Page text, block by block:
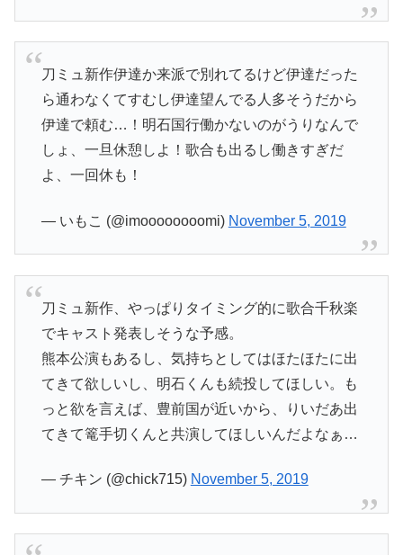
刀ミュ新作伊達か来派で別れてるけど伊達だった
ら通わなくてすむし伊達望んでる人多そうだから
伊達で頼む…！明石国行働かないのがうりなんで
しょ、一旦休憩しよ！歌合も出るし働きすぎだ
よ、一回休も！
— いもこ (@imoooooooomi) November 5, 2019
刀ミュ新作、やっぱりタイミング的に歌合千秋楽
でキャスト発表しそうな予感。
熊本公演もあるし、気持ちとしてはほたほたに出
てきて欲しいし、明石くんも続投してほしい。も
っと欲を言えば、豊前国が近いから、りいだあ出
てきて篭手切くんと共演してほしいんだよなぁ…
— チキン (@chick715) November 5, 2019